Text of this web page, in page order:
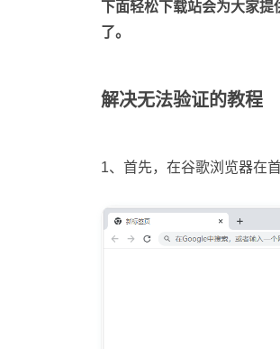
下面轻松下载站会为大家
了。
解决无法验证的教程
1、首先，在谷歌浏览器在